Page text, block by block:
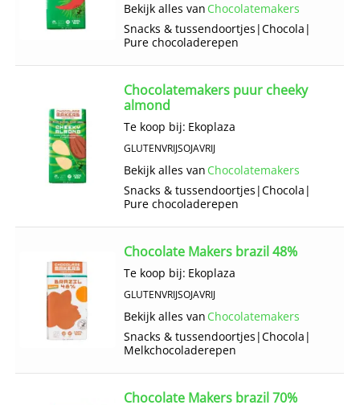
Bekijk alles van Chocolatemakers
Snacks & tussendoortjes |Chocola |
Pure chocoladerepen
Chocolatemakers puur cheeky
almond
Te koop bij: Ekoplaza
GLUTENVRIJSOJAVRIJ
Bekijk alles van Chocolatemakers
Snacks & tussendoortjes |Chocola |
Pure chocoladerepen
Chocolate Makers brazil 48%
Te koop bij: Ekoplaza
GLUTENVRIJSOJAVRIJ
Bekijk alles van Chocolatemakers
Snacks & tussendoortjes |Chocola |
Melkchocoladerepen
Chocolate Makers brazil 70%